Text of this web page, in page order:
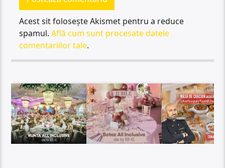
Acest sit folosește Akismet pentru a reduce
spamul.Află cum sunt procesate datele
comentariilor tale.